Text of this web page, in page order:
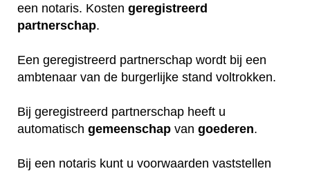
een notaris. Kosten geregistreerd
partnerschap.
Een geregistreerd partnerschap wordt bij een
ambtenaar van de burgerlijke stand voltrokken.
Bij geregistreerd partnerschap heeft u
automatisch gemeenschap van goederen.
Bij een notaris kunt u voorwaarden vaststellen